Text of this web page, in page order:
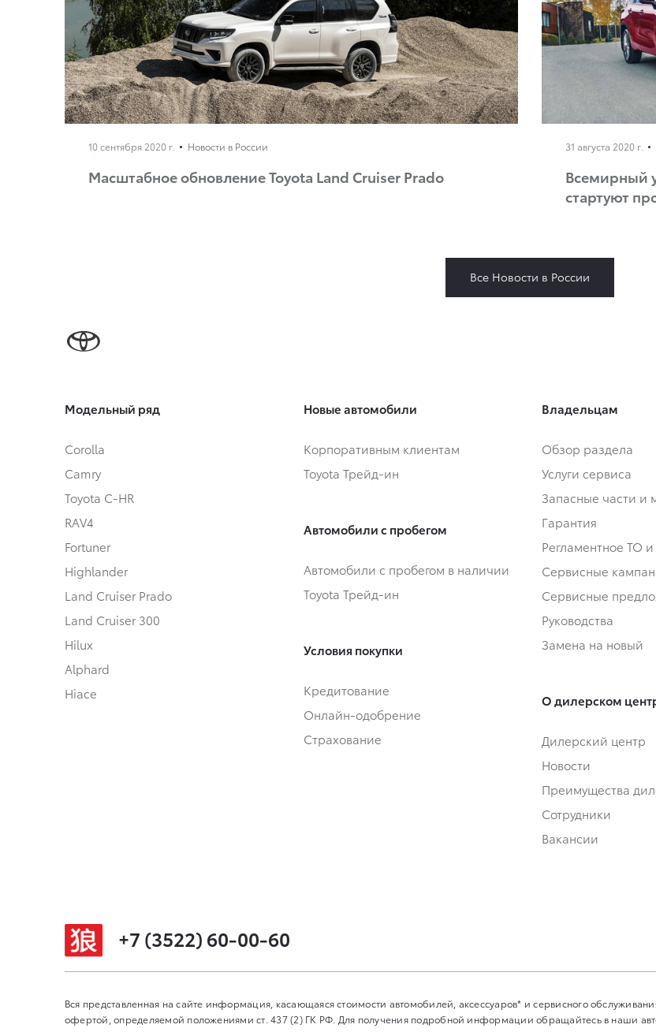
10 сентября 2020 г. Новости в России
Масштабное обновление Toyota Land Cruiser Prado
31 августа 2020 г.
Всемирный
стартуют
Все Новости в России
Модельный ряд
Corolla
Camry
Toyota C-HR
RAV4
Fortuner
Highlander
Land Cruiser Prado
Land Cruiser 300
Hilux
Alphard
Hiace
Новые автомобили
Корпоративным клиентам
Toyota Трейд-ин
Автомобили с пробегом
Автомобили с пробегом в наличии
Toyota Трейд-ин
Условия покупки
Кредитование
Онлайн-одобрение
Страхование
Владельцам
Обзор раздела
Услуги сервиса
Запасные части и
Гарантия
Регламентное ТО
Сервисные
Сервисные
Руководства
Замена на новый
О дилерском
Дилерский центр
Новости
Преимущества
Сотрудники
Вакансии
+7 (3522) 60-00-60
Вся представленная на сайте информация, касающаяся стоимости автомобилей, аксессуаров* и сервисного
офертой, определяемой положениями ст. 437 (2) ГК РФ. Для получения подробной информации обращайтесь в наши